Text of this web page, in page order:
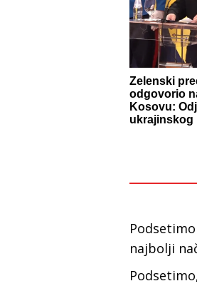
Zelenski
odgovorio
Kosovu:
ukrajinskog
najbolji